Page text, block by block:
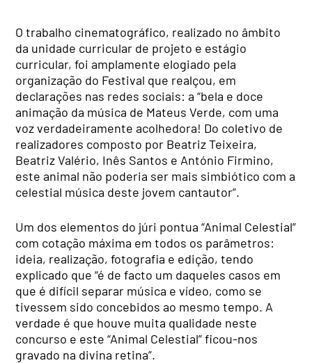
O trabalho cinematográfico, realizado no âmbito
da unidade curricular de projeto e estágio
curricular, foi amplamente elogiado pela
organização do Festival que realçou, em
declarações nas redes sociais: a “bela e doce
animação da música de Mateus Verde, com uma
voz verdadeiramente acolhedora! Do coletivo de
realizadores composto por Beatriz Teixeira,
Beatriz Valério, Inês Santos e António Firmino,
este animal não poderia ser mais simbiótico com a
celestial música deste jovem cantautor”.
Um dos elementos do júri pontua “Animal Celestial”
com cotação máxima em todos os parâmetros:
ideia, realização, fotografia e edição, tendo
explicado que “é de facto um daqueles casos em
que é difícil separar música e vídeo, como se
tivessem sido concebidos ao mesmo tempo. A
verdade é que houve muita qualidade neste
concurso e este “Animal Celestial” ficou-nos
gravado na divina retina”.